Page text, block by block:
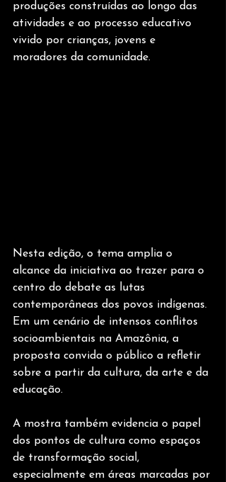
produções construídas ao longo das
atividades e ao processo educativo
vivido por crianças, jovens e
moradores da comunidade.
Nesta edição, o tema amplia o
alcance da iniciativa ao trazer para o
centro do debate as lutas
contemporâneas dos povos indígenas.
Em um cenário de intensos conflitos
socioambientais na Amazônia, a
proposta convida o público a refletir
sobre a partir da cultura, da arte e da
educação.
A mostra também evidencia o papel
dos pontos de cultura como espaços
de transformação social,
especialmente em áreas marcadas por